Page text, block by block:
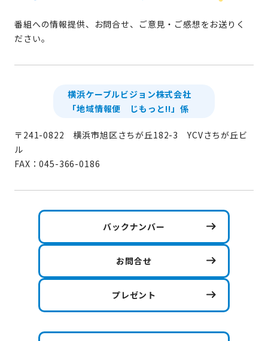
番組への情報提供、お問合せ、ご意見・ご感想をお送りく
ださい。
横浜ケーブルビジョン株式会社
「地域情報便 じもっと!!」係
〒241-0822 横浜市旭区さちが丘182-3 YCVさちが丘ビ
ル
FAX：045-366-0186
バックナンバー
お問合せ
プレゼント